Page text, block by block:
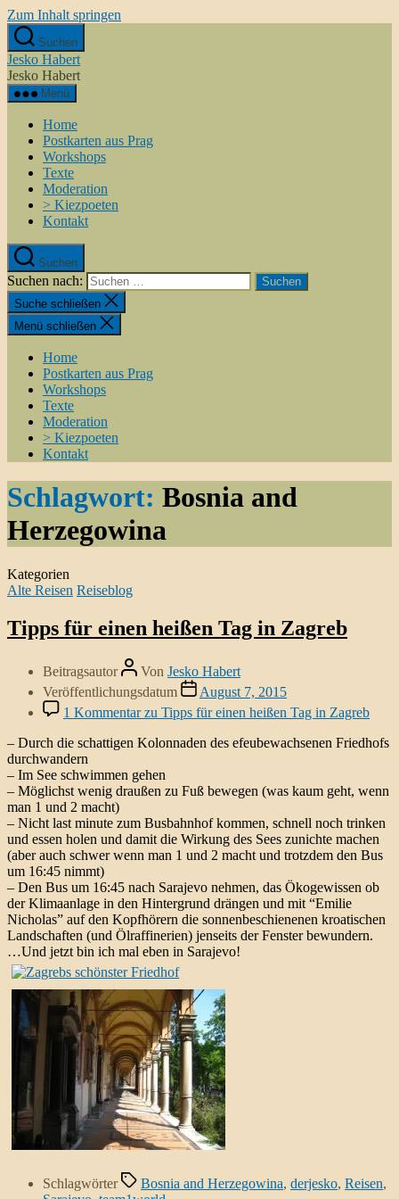
Zum Inhalt springen
Suchen
Jesko Habert
Jesko Habert
Menü
Home
Postkarten aus Prag
Workshops
Texte
Moderation
> Kiezpoeten
Kontakt
Suchen
Suchen nach:
Suche schließen
Menü schließen
Home
Postkarten aus Prag
Workshops
Texte
Moderation
> Kiezpoeten
Kontakt
Schlagwort: Bosnia and
Herzegowina
Kategorien
Alte Reisen Reiseblog
Tipps für einen heißen Tag in Zagreb
Beitragsautor Von Jesko Habert
Veröffentlichungsdatum
August 7, 2015
1 Kommentarzu Tipps für einen heißen Tag in Zagreb
– Durch die schattigen Kolonnaden des efeubewachsenen Friedhofs
durchwandern
– Im See schwimmen gehen
– Möglichst wenig draußen zu Fuß bewegen (was kaum geht, wenn
man 1 und 2 macht)
– Nicht last minute zum Busbahnhof kommen, schnell noch trinken
und essen holen und damit die Wirkung des Sees zunichte machen
(aber auch schwer wenn man 1 und 2 macht und trotzdem den Bus
um 16:45 nimmt)
– Den Bus um 16:45 nach Sarajevo nehmen, das Ökogewissen ob
der Klimaanlage in den Hintergrund drängen und mit “Emilie
Nicholas” auf den Kopfhörern die sonnenbeschienenen kroatischen
Landschaften (und Ölraffinerien) jenseits der Fenster bewundern.
…Und jetzt bin ich mal eben in Sarajevo!
Schlagwörter Bosnia and Herzegowina, derjesko, Reisen,